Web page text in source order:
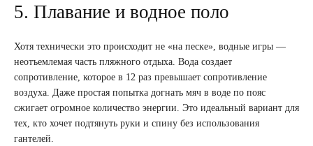
5. Плавание и водное поло
Хотя технически это происходит не «на песке», водные игры —
неотъемлемая часть пляжного отдыха. Вода создает
сопротивление, которое в 12 раз превышает сопротивление
воздуха. Даже простая попытка догнать мяч в воде по пояс
сжигает огромное количество энергии. Это идеальный вариант для
тех, кто хочет подтянуть руки и спину без использования
гантелей.